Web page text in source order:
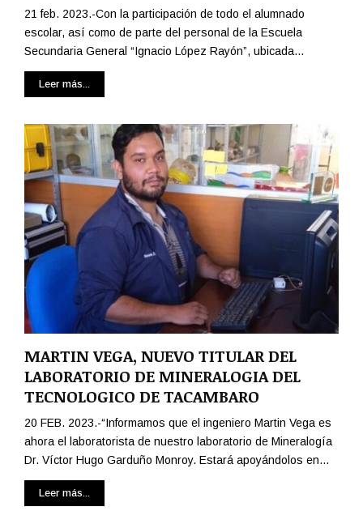
21 feb. 2023.-Con la participación de todo el alumnado
escolar, así como de parte del personal de la Escuela
Secundaria General “Ignacio López Rayón”, ubicada...
Leer más...
MARTIN VEGA, NUEVO TITULAR DEL
LABORATORIO DE MINERALOGIA DEL
TECNOLOGICO DE TACAMBARO
20 FEB. 2023.-“Informamos que el ingeniero Martin Vega es
ahora el laboratorista de nuestro laboratorio de Mineralogía
Dr. Víctor Hugo Garduño Monroy. Estará apoyándolos en...
Leer más...